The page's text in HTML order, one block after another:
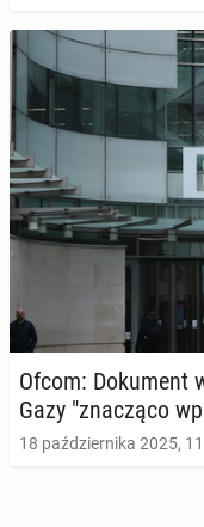
Ofcom: Do­ku­ment
Gazy "zna­czą­co
18 października 2025,